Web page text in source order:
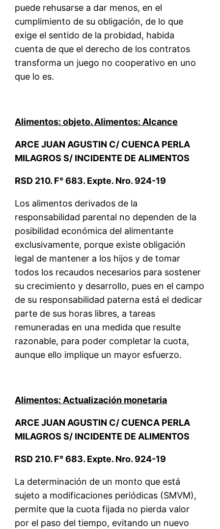
puede rehusarse a dar menos, en el
cumplimiento de su obligación, de lo que
exige el sentido de la probidad, habida
cuenta de que el derecho de los contratos
transforma un juego no cooperativo en uno
que lo es.
Alimentos: objeto. Alimentos: Alcance
ARCE JUAN AGUSTIN C/ CUENCA PERLA
MILAGROS S/ INCIDENTE DE ALIMENTOS
RSD 210. F° 683. Expte. Nro. 924-19
Los alimentos derivados de la
responsabilidad parental no dependen de la
posibilidad económica del alimentante
exclusivamente, porque existe obligación
legal de mantener a los hijos y de tomar
todos los recaudos necesarios para sostener
su crecimiento y desarrollo, pues en el campo
de su responsabilidad paterna está el dedicar
parte de sus horas libres, a tareas
remuneradas en una medida que resulte
razonable, para poder completar la cuota,
aunque ello implique un mayor esfuerzo.
Alimentos: Actualización monetaria
ARCE JUAN AGUSTIN C/ CUENCA PERLA
MILAGROS S/ INCIDENTE DE ALIMENTOS
RSD 210. F° 683. Expte. Nro. 924-19
La determinación de un monto que está
sujeto a modificaciones periódicas (SMVM),
permite que la cuota fijada no pierda valor
por el paso del tiempo, evitando un nuevo